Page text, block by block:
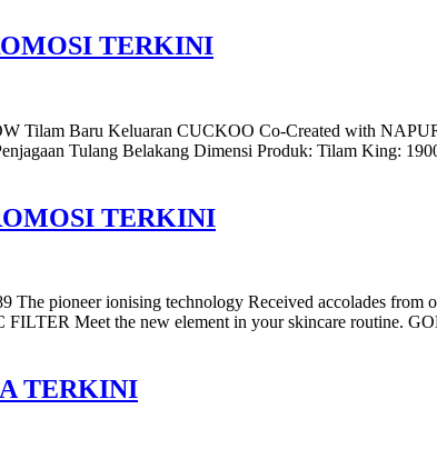
TERKINI
Tilam Baru Keluaran CUCKOO Co-Created with
Tulang Belakang Dimensi Produk: Tilam King:
TERKINI
pioneer ionising technology Received accolades
Meet the new element in your skincare routine.
TERKINI